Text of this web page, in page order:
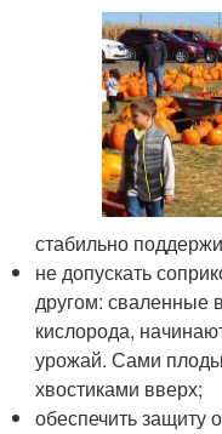
стабильно
не допускать
другом: сваленные
кислорода,
урожай. Сами
хвостиками вверх;
обеспечить защиту